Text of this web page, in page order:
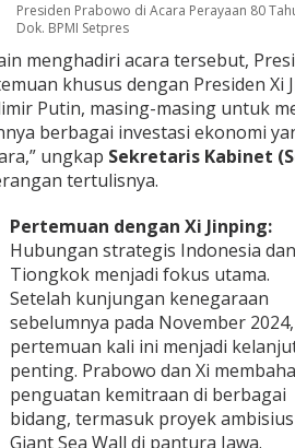
Presiden Prabowo di Acara Perayaan 80
Dok. BPMI Setpres
menghadiri acara tersebut,
khusus dengan Presiden Xi
Putin, masing-masing untuk
berbagai investasi ekonomi
ungkap Sekretaris Kabinet
tertulisnya.
Pertemuan dengan Xi Jinping:
Hubungan strategis Indonesia dan
Tiongkok menjadi fokus utama.
Setelah kunjungan kenegaraan
sebelumnya pada November 2024,
pertemuan kali ini menjadi
penting. Prabowo dan Xi
penguatan kemitraan di berbagai
bidang, termasuk proyek ambisius
Giant Sea Wall di pantura Jawa.